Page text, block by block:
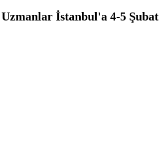
İstanbul'a 4-5 Şubat